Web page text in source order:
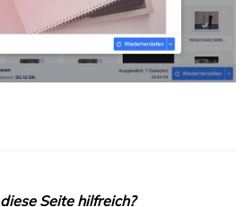
Seite hilfreich?